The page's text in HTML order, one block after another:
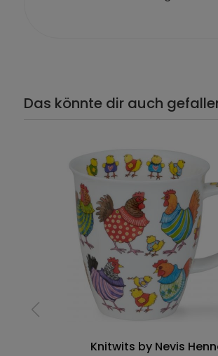
Das könnte dir auch
Knitwits by Nevis